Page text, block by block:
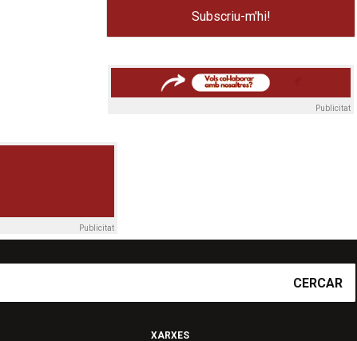
Publicitat
Publicitat
CERCAR
XARXES